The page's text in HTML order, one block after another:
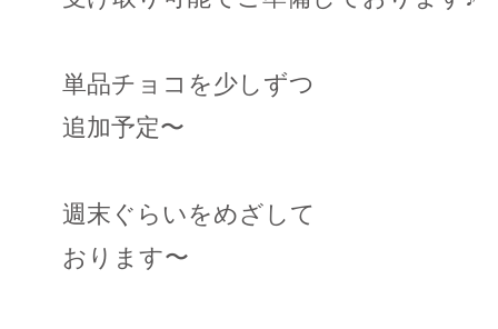
単品チョコを少しずつ
追加予定〜
週末ぐらいをめざして
おります〜